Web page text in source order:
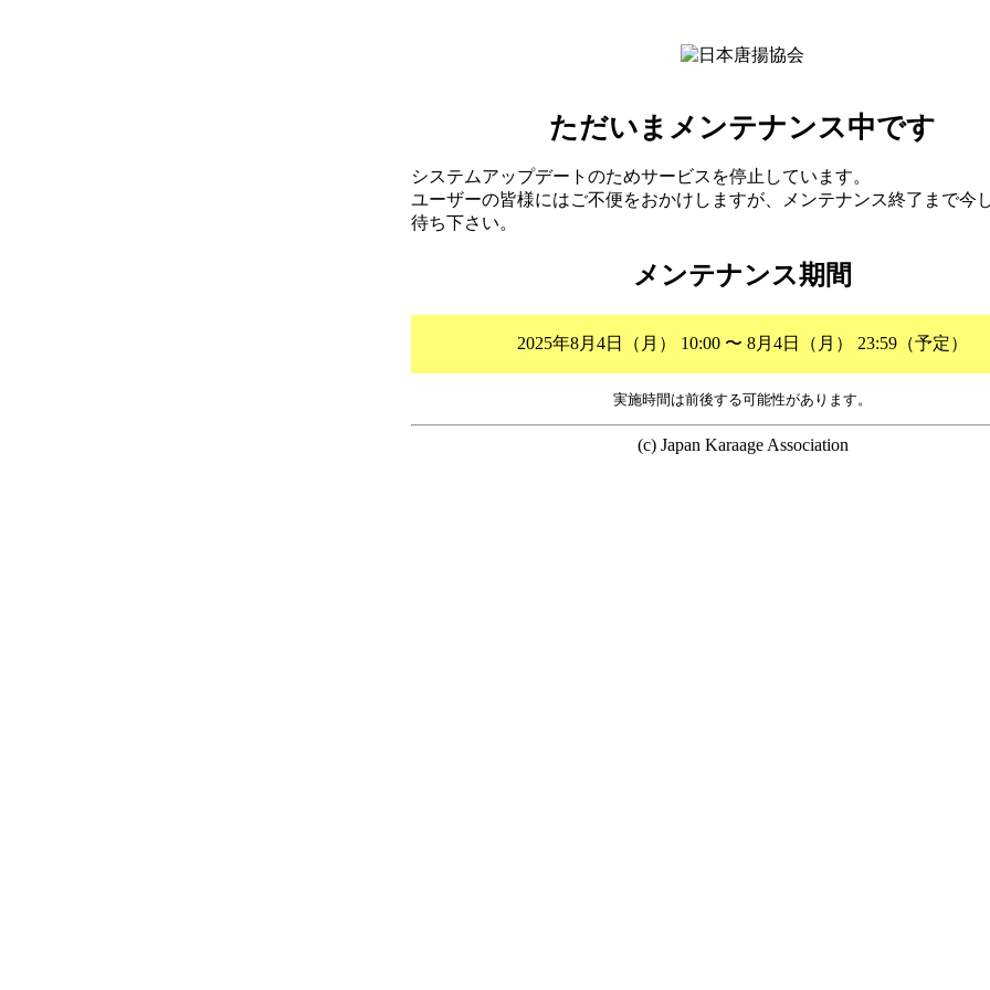
ただいまメンテナンス中です
システムアップデートのためサービスを停止しています。
ユーザーの皆様にはご不便をおかけしますが、メンテナンス終了まで今
待ち下さい。
メンテナンス期間
2025年8月4日（月） 10:00 〜 8月4日（月） 23:59（予定）
実施時間は前後する可能性があります。
(c) Japan Karaage Association